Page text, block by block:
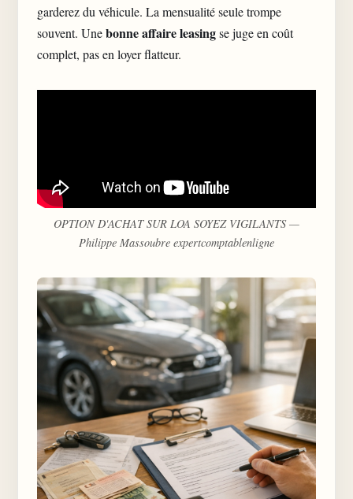
garderez du véhicule. La mensualité seule trompe
souvent. Unebonne affaire leasingse juge en coût
complet, pas en loyer flatteur.
OPTION D'ACHAT SUR LOA SOYEZ VIGILANTS —
Philippe Massoubre expertcomptablenligne